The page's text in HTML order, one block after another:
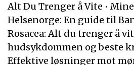
Alt Du Trenger å Vite •
Helsenorge: En guide til
Rosacea: Alt du trenger å
hudsykdommen og beste
Effektive løsninger mot